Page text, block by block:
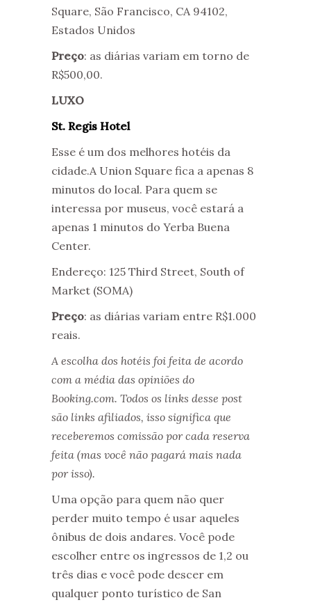
Square, São Francisco, CA 94102,
Estados Unidos
Preço: as diárias variam em torno de
R$500,00.
LUXO
St. Regis Hotel
Esse é um dos melhores hotéis da
cidade.A Union Square fica a apenas 8
minutos do local. Para quem se
interessa por museus, você estará a
apenas 1 minutos do Yerba Buena
Center.
Endereço: 125 Third Street, South of
Market (SOMA)
Preço: as diárias variam entre R$1.000
reais.
A escolha dos hotéis foi feita de acordo
com a média das opiniões do
Booking.com. Todos os links desse post
são links afiliados, isso significa que
receberemos comissão por cada reserva
feita (mas você não pagará mais nada
por isso).
Uma opção para quem não quer
perder muito tempo é usar aqueles
ônibus de dois andares. Você pode
escolher entre os ingressos de 1,2 ou
três dias e você pode descer em
qualquer ponto turístico de San